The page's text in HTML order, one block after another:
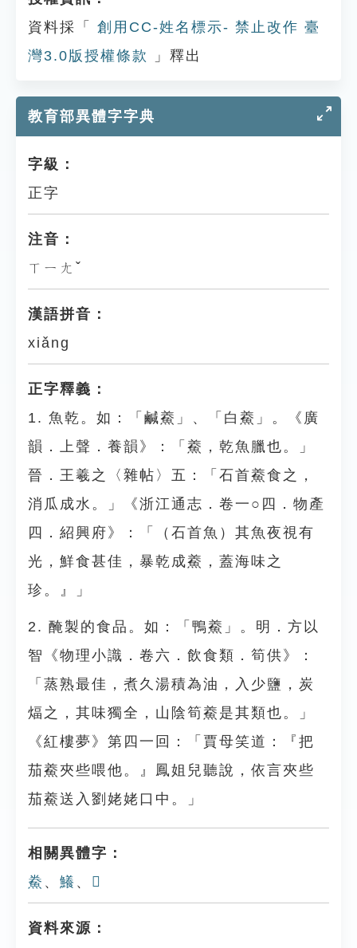
資料採「
創用CC-姓名標示- 禁止改作 臺
灣3.0版授權條款
」釋出
教育部異體字字典
字級：
正字
注音：
ㄒㄧㄤˇ
漢語拼音：
xiǎng
正字釋義：
1. 魚乾。如：「鹹鯗」、「白鯗」。《廣
韻．上聲．養韻》：「鯗，乾魚臘也。」
晉．王羲之〈雜帖〉五：「石首鯗食之，
消瓜成水。」《浙江通志．卷一○四．物產
四．紹興府》：「（石首魚）其魚夜視有
光，鮮食甚佳，暴乾成鯗，蓋海味之
珍。』」
2. 醃製的食品。如：「鴨鯗」。明．方以
智《物理小識．卷六．飲食類．筍供》：
「蒸熟最佳，煮久湯積為油，入少鹽，炭
煏之，其味獨全，山陰筍鯗是其類也。」
《紅樓夢》第四一回：「賈母笑道：『把
茄鯗夾些喂他。』鳳姐兒聽說，依言夾些
茄鯗送入劉姥姥口中。」
相關異體字：
鮝 、 鱶 、 𩺁
資料來源：